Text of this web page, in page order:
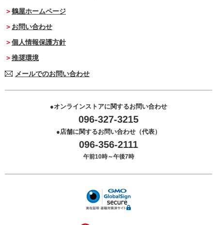
鶴屋ホームページ
お問い合わせ
個人情報保護方針
推奨環境
メールでのお問い合わせ
オンラインストアに関するお問い合わせ
096-327-3215
店舗に関するお問い合わせ（代表）
096-356-2111
午前10時～午後7時